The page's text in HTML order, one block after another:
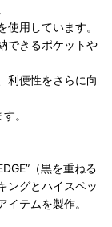
用しています。
できるポケットや
利便性をさらに向
。
（黒を重ねる
ングとハイスペッ
テムを製作。